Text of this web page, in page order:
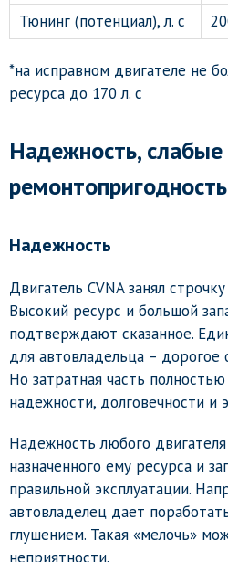
Тюнинг (потенциал), л. с
*на исправном двигателе не
ресурса до 170 л. с
Надежность, слабые
ремонтопригодность
Надежность
Двигатель CVNA занял
Высокий ресурс и большой
подтверждают сказанное.
для автовладельца – дорогое
Но затратная часть
надежности, долговечности и
Надежность любого
назначенного ему ресурса и
правильной эксплуатации.
автовладелец дает
глушением. Такая «мелочь»
неприятности.